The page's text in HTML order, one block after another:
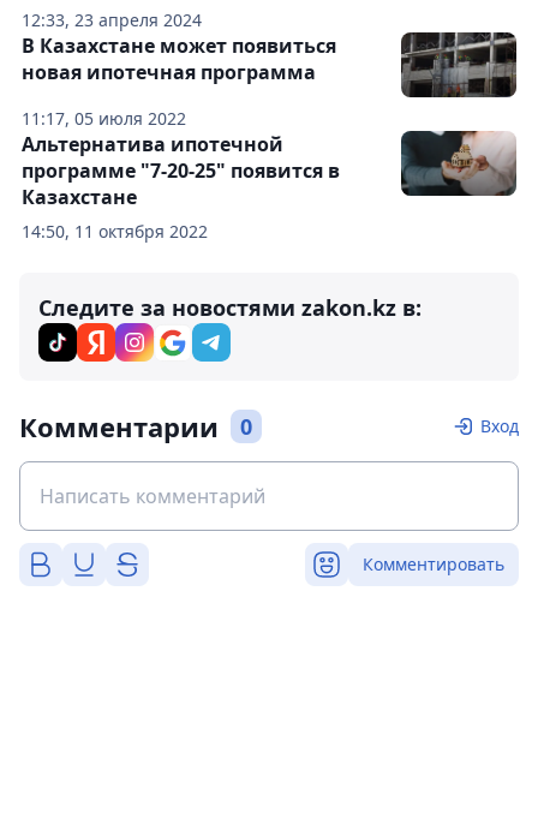
12:33, 23 апреля 2024
11:17, 05 июля 2022
В Казахстане может появиться
новая ипотечная программа
14:50, 11 октября 2022
Альтернатива ипотечной
программе "7-20-25" появится в
Казахстане
Следите за новостями zakon.kz в:
Комментарии 0 Вход
Комментировать